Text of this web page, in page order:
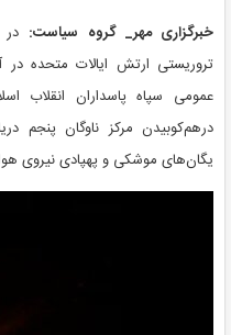
خبرگزاری مهر_ گروه سیاست:
تروریستی ارتش ایالات متحده
عمومی سپاه پاسداران انقلاب
درهم‌کوبیدن مرکز ناوگان پنجم
یگان‌های موشکی و پهپادی نیروی